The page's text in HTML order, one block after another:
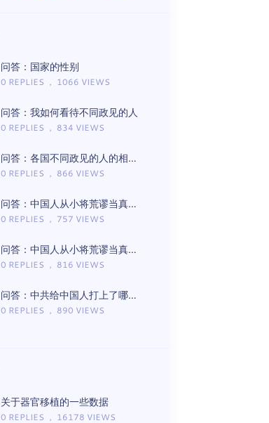
问答：国家的性别
0 REPLIES ， 1066 VIEWS
问答：我如何看待不同政见的人
0 REPLIES ， 834 VIEWS
问答：各国不同政见的人的相处模式差异
0 REPLIES ， 866 VIEWS
问答：中国人从小将荒谬当真理的言论有哪些（Gemini版）
0 REPLIES ， 757 VIEWS
问答：中国人从小将荒谬当真理的言论有哪些（ChatGPT版）
0 REPLIES ， 816 VIEWS
问答：中共给中国人打上了哪些思想钢印（Gemini版）
0 REPLIES ， 890 VIEWS
关于器官移植的一些数据
0 REPLIES ， 16178 VIEWS